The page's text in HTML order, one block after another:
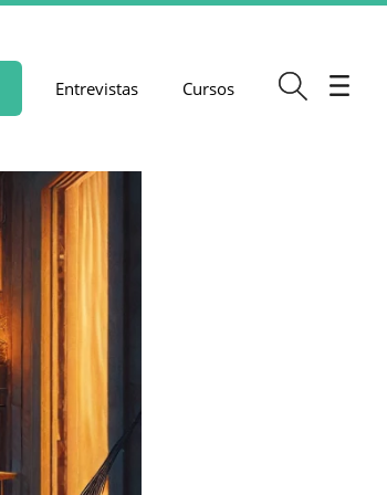
Entrevistas Cursos